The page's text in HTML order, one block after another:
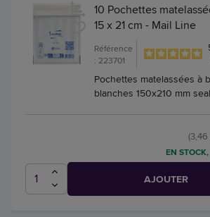
10 Pochettes
15 x 21 cm - Mail Line
Référence
: 223701
Pochettes matelassées à
blanches 150x210 mm
EN
AJOUTER